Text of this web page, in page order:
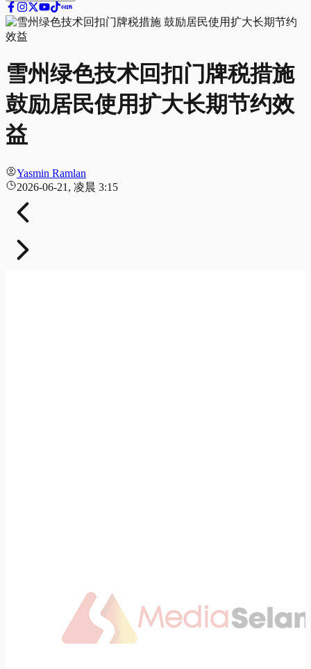
雪州绿色技术回扣门牌税措施
鼓励居民使用扩大长期节约效
益
Yasmin Ramlan
2026-06-21, 凌晨 3:15